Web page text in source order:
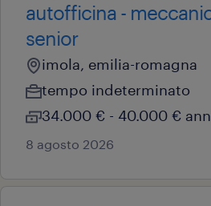
autofficina -
senior
imola, emilia-romagna
tempo indeterminato
34.000 € - 40.000 €
8 agosto 2026